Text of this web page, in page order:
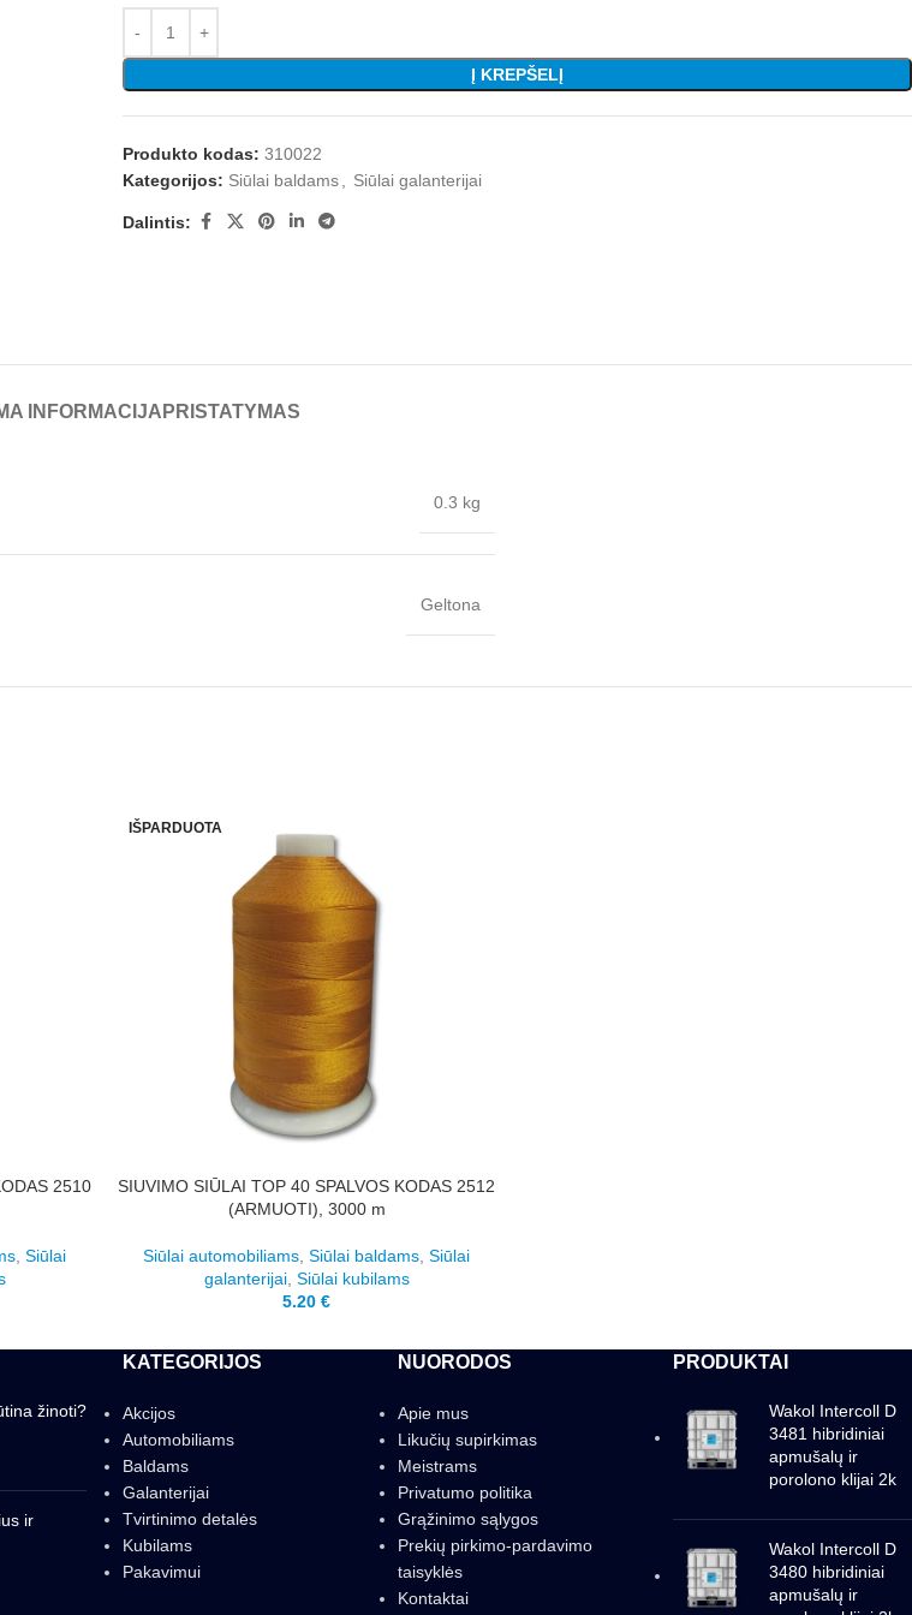
Į KREPŠELĮ
Produkto kodas: 310022
Kategorijos: Siūlai baldams Siūlai galanterijai
Dalintis:
INFORMACIJA PRISTATYMAS
0.3 kg
Geltona
2510
Siūlai
IŠPARDUOTA
SIUVIMO SIŪLAI TOP 40 SPALVOS KODAS 2512
(ARMUOTI), 3000 m
Siūlai automobiliams Siūlai baldams Siūlai
galanterijai, Siūlai kubilams
5.20 €
žinoti?
ir
KATEGORIJOS
Akcijos
Automobiliams
Baldams
Galanterijai
Tvirtinimo detalės
Kubilams
Pakavimui
NUORODOS
Apie mus
Likučių supirkimas
Meistrams
Privatumo politika
Grąžinimo sąlygos
Prekių pirkimo-pardavimo
taisyklės
Kontaktai
PRODUKTAI
Wakol Intercoll D
3481 hibridiniai
apmušalų ir
porolono klijai 2k
Wakol Intercoll D
3480 hibridiniai
apmušalų ir